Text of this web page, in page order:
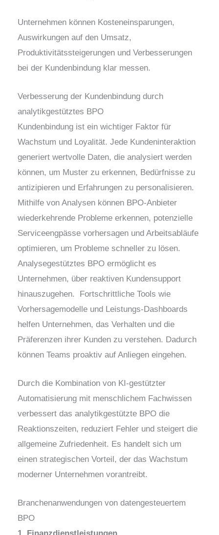
Unternehmen können Kosteneinsparungen,
Auswirkungen auf den Umsatz,
Produktivitätssteigerungen und Verbesserungen
bei der Kundenbindung klar messen.
Verbesserung der Kundenbindung durch
analytikgestütztes BPO
Kundenbindung ist ein wichtiger Faktor für
Wachstum und Loyalität. Jede Kundeninteraktion
generiert wertvolle Daten, die analysiert werden
können, um Muster zu erkennen, Bedürfnisse zu
antizipieren und Erfahrungen zu personalisieren.
Mithilfe von Analysen können BPO-Anbieter
wiederkehrende Probleme erkennen, potenzielle
Serviceengpässe vorhersagen und Arbeitsabläufe
optimieren, um Probleme schneller zu lösen.
Analysegestütztes BPO ermöglicht es
Unternehmen, über reaktiven Kundensupport
hinauszugehen. Fortschrittliche Tools wie
Vorhersagemodelle und Leistungs-Dashboards
helfen Unternehmen, das Verhalten und die
Präferenzen ihrer Kunden zu verstehen. Dadurch
können Teams proaktiv auf Anliegen eingehen.
Durch die Kombination von KI-gestützter
Automatisierung mit menschlichem Fachwissen
verbessert das analytikgestützte BPO die
Reaktionszeiten, reduziert Fehler und steigert die
allgemeine Zufriedenheit. Es handelt sich um
einen strategischen Vorteil, der das Wachstum
moderner Unternehmen vorantreibt.
Branchenanwendungen von datengesteuertem
BPO